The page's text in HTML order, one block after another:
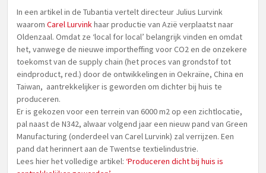
In een artikel in de Tubantia vertelt directeur Julius Lurvink
waarom Carel Lurvinkhaar productie van Azië verplaatst naar
Oldenzaal. Omdat ze ‘local for local’ belangrijk vinden en omdat
het, vanwege de nieuwe importheffing voor CO2 en de onzekere
toekomst van de supply chain (het proces van grondstof tot
eindproduct, red.) door de ontwikkelingen in Oekraïne, China en
Taiwan, aantrekkelijker is geworden om dichter bij huis te
produceren.
Er is gekozen voor een terrein van 6000 m2 op een zichtlocatie,
pal naast de N342, alwaar volgend jaar een nieuw pand van Green
Manufacturing (onderdeel van Carel Lurvink) zal verrijzen. Een
pand dat herinnert aan de Twentse textielindustrie.
Lees hier het volledige artikel: ‘Produceren dicht bij huis is